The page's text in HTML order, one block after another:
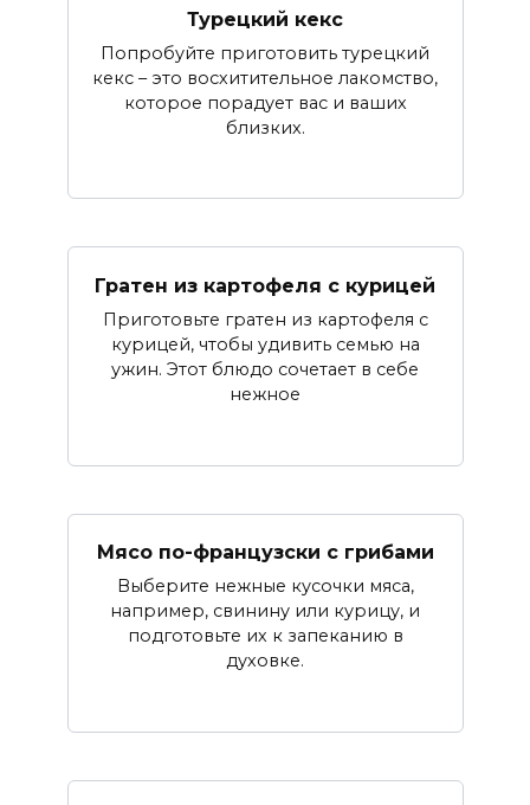
Турецкий кекс
Попробуйте приготовить турецкий
кекс – это восхитительное лакомство,
которое порадует вас и ваших
близких.
Гратен из картофеля с курицей
Приготовьте гратен из картофеля с
курицей, чтобы удивить семью на
ужин. Этот блюдо сочетает в себе
нежное
Мясо по-французски с грибами
Выберите нежные кусочки мяса,
например, свинину или курицу, и
подготовьте их к запеканию в
духовке.